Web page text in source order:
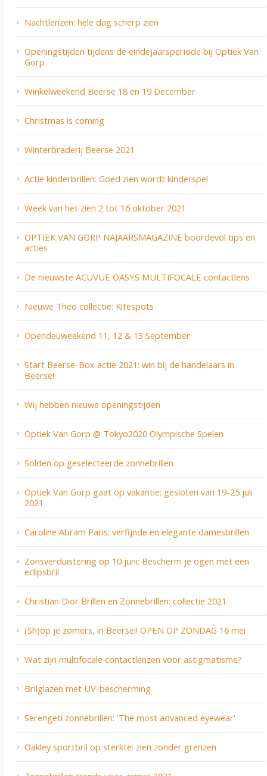
Nachtlenzen: hele dag scherp zien
Openingstijden tijdens de eindejaarsperiode bij Optiek Van
Gorp
Winkelweekend Beerse 18 en 19 December
Christmas is coming
Winterbraderij Beerse 2021
Actie kinderbrillen: Goed zien wordt kinderspel
Week van het zien 2 tot 16 oktober 2021
OPTIEK VAN GORP NAJAARSMAGAZINE boordevol tips en
acties
De nieuwste ACUVUE OASYS MULTIFOCALE contactlens
Nieuwe Theo collectie: Kitespots
Opendeuweekend 11, 12 & 13 September
Start Beerse-Box actie 2021: win bij de handelaars in
Beerse!
Wij hebben nieuwe openingstijden
Optiek Van Gorp @ Tokyo2020 Olympische Spelen
Solden op geselecteerde zonnebrillen
Optiek Van Gorp gaat op vakantie: gesloten van 19-25 juli
2021
Caroline Abram Paris: verfijnde en elegante damesbrillen
Zonsverduistering op 10 juni: Bescherm je ogen met een
eclipsbril
Christian Dior Brillen en Zonnebrillen: collectie 2021
(Sh)op je zomers, in Beersei! OPEN OP ZONDAG 16 mei
Wat zijn multifocale contactlenzen voor astigmatisme?
Brilglazen met UV-bescherming
Serengeti zonnebrillen: 'The most advanced eyewear'
Oakley sportbril op sterkte: zien zonder grenzen